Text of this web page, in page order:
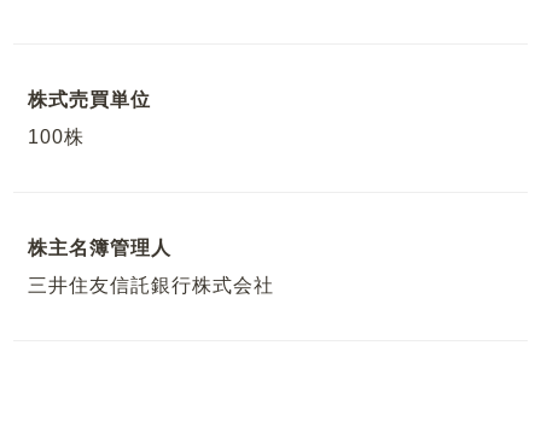
株式売買単位
100株
株主名簿管理人
三井住友信託銀行株式会社